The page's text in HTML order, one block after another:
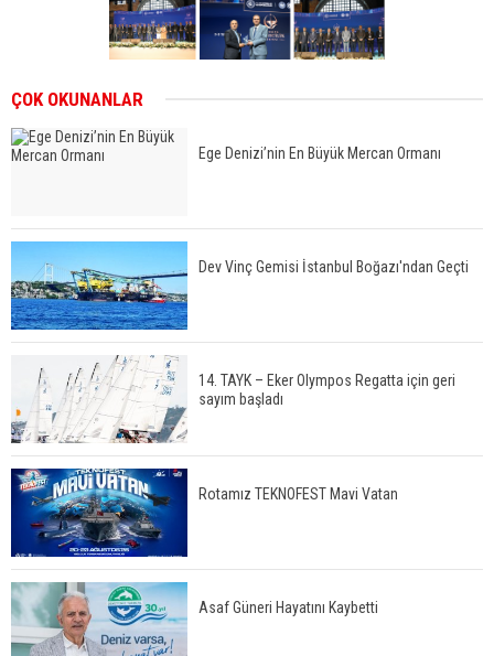
ÇOK OKUNANLAR
Ege Denizi’nin En Büyük Mercan Ormanı
Dev Vinç Gemisi İstanbul Boğazı'ndan Geçti
14. TAYK – Eker Olympos Regatta için geri
sayım başladı
Rotamız TEKNOFEST Mavi Vatan
Asaf Güneri Hayatını Kaybetti